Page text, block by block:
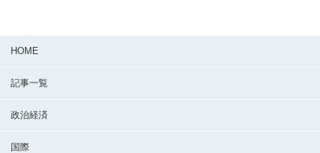
HOME
記事一覧
政治経済
国際